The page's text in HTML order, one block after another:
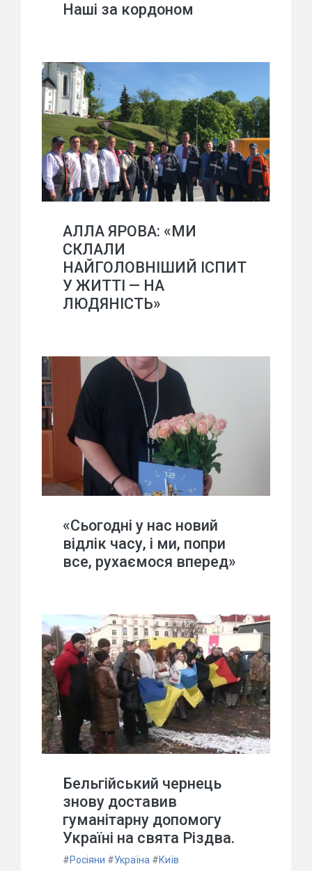
Наші за кордоном
АЛЛА ЯРОВА: «МИ
СКЛАЛИ
НАЙГОЛОВНІШИЙ ІСПИТ
У ЖИТТІ — НА
ЛЮДЯНІСТЬ»
«Сьогодні у нас новий
відлік часу, і ми, попри
все, рухаємося вперед»
Бельгійський чернець
знову доставив
гуманітарну допомогу
Україні на свята Різдва.
#Росіяни #Україна #Київ